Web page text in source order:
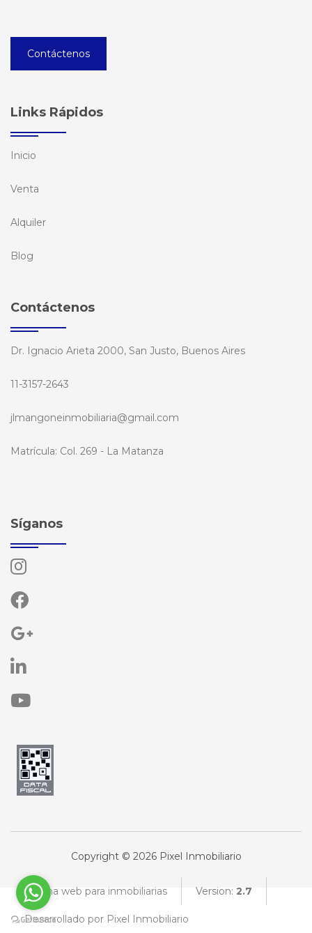
Contáctenos
Links Rápidos
Inicio
Venta
Alquiler
Blog
Contáctenos
Dr. Ignacio Arieta 2000, San Justo, Buenos Aires
11-3157-2643
jlmangoneinmobiliaria@gmail.com
Matrícula: Col. 269 - La Matanza
Síganos
Copyright © 2026 Pixel Inmobiliario
Página web para inmobiliarias Version: 2.7
Desarrollado por Pixel Inmobiliario